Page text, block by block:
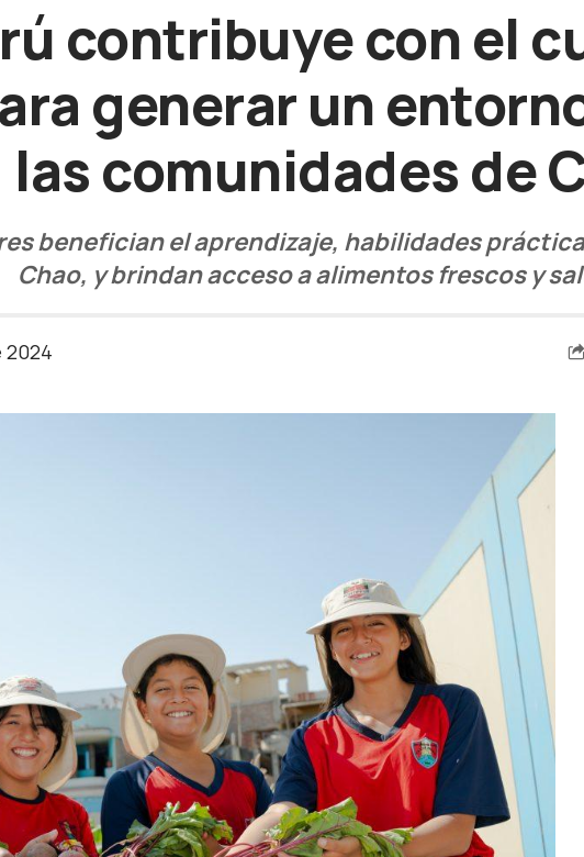
contribuye con el
generar un
las comunidades de
benefician el aprendizaje, habilidades
Chao, y brindan acceso a alimentos frescos y